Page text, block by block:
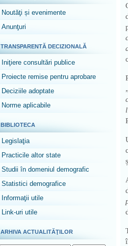
Noutăţi și evenimente
Anunţuri
TRANSPARENTĂ DECIZIONALĂ
Iniţiere consultări publice
Proiecte remise pentru aprobare
Deciziile adoptate
Norme aplicabile
BIBLIOTECA
Legislaţia
Practicile altor state
Studii în domeniul demografic
Statistici demografice
Informaţii utile
Link-uri utile
ARHIVA ACTUALITĂŢILOR